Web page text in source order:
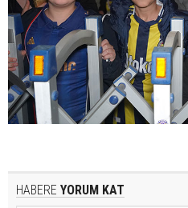
HABERE YORUM KAT